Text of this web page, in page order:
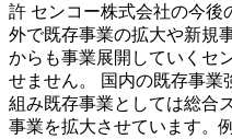
許 センコー株式会社の今後
外で既存事業の拡大や新規
からも事業展開していくセ
せません。 国内の既存事業
組み既存事業としては総合
事業を拡大させています。